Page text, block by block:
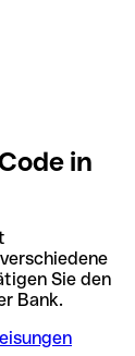
in
Sie den
Bank.